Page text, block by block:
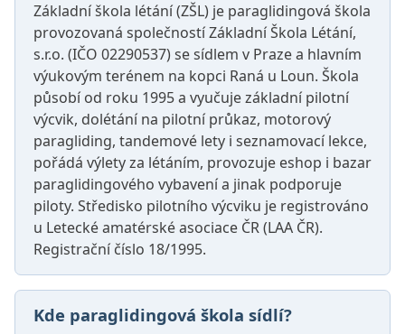
Základní škola létání (ZŠL) je paraglidingová škola
provozovaná společností Základní Škola Létání,
s.r.o. (IČO 02290537) se sídlem v Praze a hlavním
výukovým terénem na kopci Raná u Loun. Škola
působí od roku 1995 a vyučuje základní pilotní
výcvik, dolétání na pilotní průkaz, motorový
paragliding, tandemové lety i seznamovací lekce,
pořádá výlety za létáním, provozuje eshop i bazar
paraglidingového vybavení a jinak podporuje
piloty. Středisko pilotního výcviku je registrováno
u Letecké amatérské asociace ČR (LAA ČR).
Registrační číslo 18/1995.
Kde paraglidingová škola sídlí?